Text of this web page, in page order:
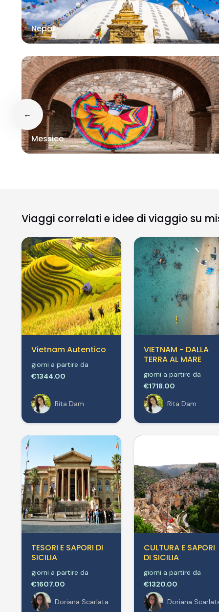
Nepal
Messico
←
Viaggi correlati e idee di viaggio su
Vietnam Autentico
giorni a partire da
€1344.00
Rita Dam
VIETNAM - DALLA
TERRA AL MARE
giorni a partire da
€1718.00
Rita Dam
TESORI E SAPORI DI
SICILIA
giorni a partire da
€1607.00
Doriana Scarlata
CULTURA E SAPORI
DI SICILIA
giorni a partire da
€1320.00
Doriana